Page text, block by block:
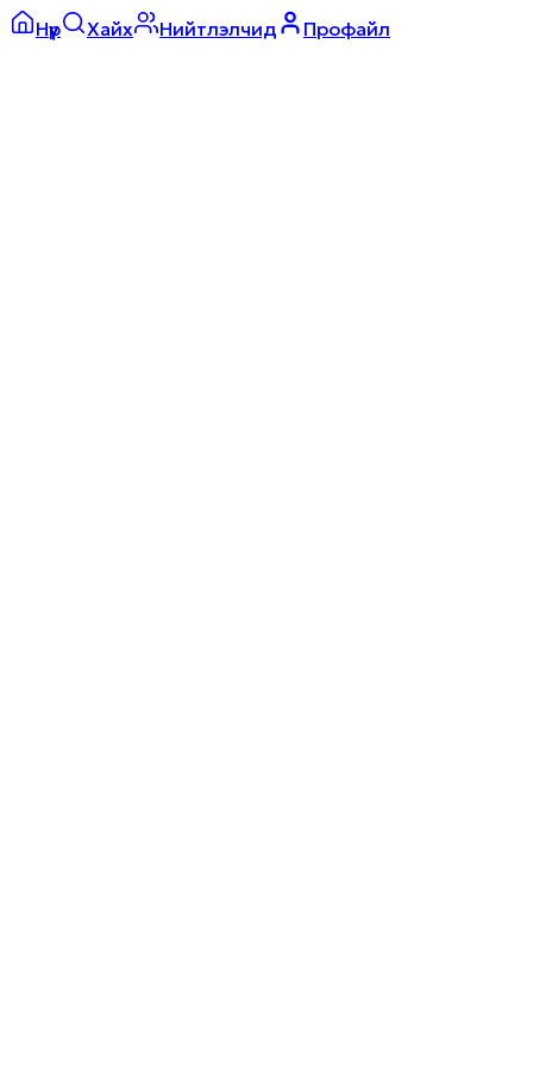
Нүүр Хайх Нийтлэлчид Профайл